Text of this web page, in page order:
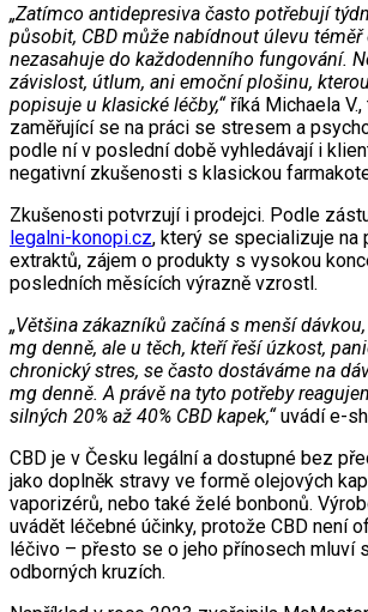
„Zatímco antidepresiva často potřebují
působit, CBD může nabídnout úlevu
nezasahuje do každodenního fungování.
závislost, útlum, ani emoční plošinu,
popisuje u klasické léčby,“ říká Michaela
zaměřující se na práci se stresem a
podle ní v poslední době vyhledávají i
negativní zkušenosti s klasickou
Zkušenosti potvrzují i prodejci. Podle
legalni-konopi.cz, který se specializuje na
extraktů, zájem o produkty s vysokou
posledních měsících výrazně vzrostl.
„Většina zákazníků začíná s menší
mg denně, ale u těch, kteří řeší úzkost,
chronický stres, se často dostáváme na
mg denně. A právě na tyto potřeby
silných 20% až 40% CBD kapek,“uvádí e-
CBD je v Česku legální a dostupné bez
jako doplněk stravy ve formě olejových
vaporizérů, nebo také želé bonbonů.
uvádět léčebné účinky, protože CBD není
léčivo – přesto se o jeho přínosech mluví
odborných kruzích.